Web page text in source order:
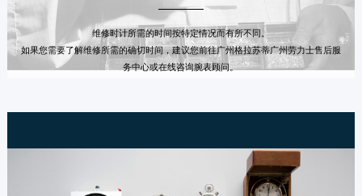
维修时计所需的时间按特定情况而有所不同。
如果您需要了解维修所需的确切时间，建议您前往广州格拉苏蒂广州劳力士售后服
务中心或在线咨询腕表顾问。